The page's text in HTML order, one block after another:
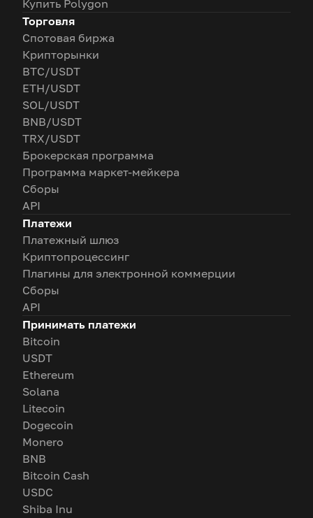
Купить Polygon
Торговля
Спотовая биржа
Крипторынки
BTC/USDT
ETH/USDT
SOL/USDT
BNB/USDT
TRX/USDT
Брокерская программа
Программа маркет-мейкера
Сборы
API
Платежи
Платежный шлюз
Криптопроцессинг
Плагины для электронной коммерции
Сборы
API
Принимать платежи
Bitcoin
USDT
Ethereum
Solana
Litecoin
Dogecoin
Monero
BNB
Bitcoin Cash
USDC
Shiba Inu